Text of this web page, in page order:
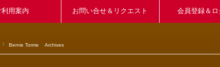
利用案内 お問い合せ＆リクエスト 会員登録＆ロ
Bernie Torme Archives